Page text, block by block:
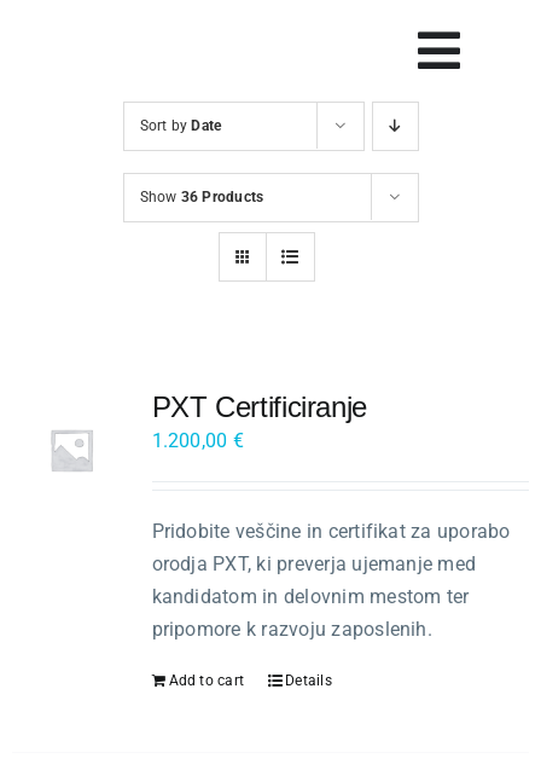
Svetovanje
Sort by Date
Show 36 Products
PXT Certificiranje
1.200,00 €
Pridobite veščine in certifikat za uporabo
orodja PXT, ki preverja ujemanje med
kandidatom in delovnim mestom ter
pripomore k razvoju zaposlenih.
Add to cart Details